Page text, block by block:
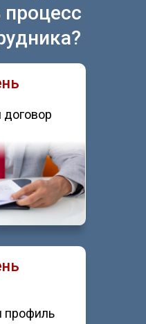
профиль